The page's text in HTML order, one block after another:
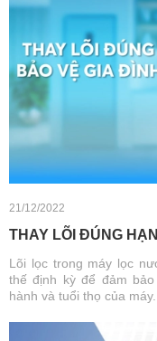
21/12/2022
THAY LÕI ĐÚNG
Lõi lọc trong máy lọc
thế định kỳ để đảm
hành và tuổi thọ của